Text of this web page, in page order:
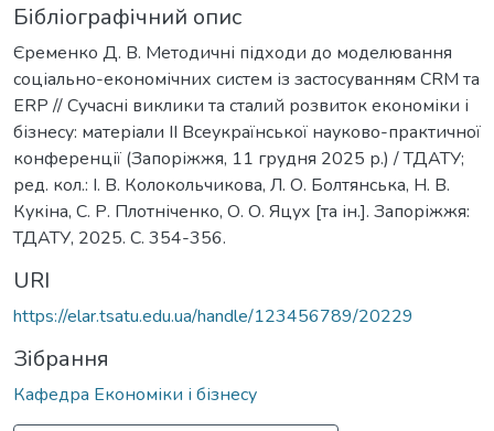
Бібліографічний опис
Єременко Д. В. Методичні підходи до моделювання
соціально-економічних систем із застосуванням CRM та
ERP // Сучасні виклики та сталий розвиток економіки і
бізнесу: матеріали IІ Всеукраїнської науково-практичної
конференції (Запоріжжя, 11 грудня 2025 р.) / ТДАТУ;
ред. кол.: І. В. Колокольчикова, Л. О. Болтянська, Н. В.
Кукіна, С. Р. Плотніченко, О. О. Яцух [та ін.]. Запоріжжя:
ТДАТУ, 2025. С. 354-356.
URI
https://elar.tsatu.edu.ua/handle/123456789/20229
Зібрання
Кафедра Економіки і бізнесу